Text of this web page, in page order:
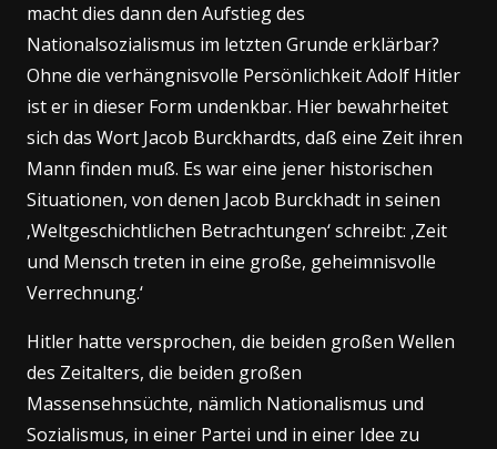
macht dies dann den Aufstieg des
Nationalsozialismus im letzten Grunde erklärbar?
Ohne die verhängnisvolle Persönlichkeit Adolf Hitler
ist er in dieser Form undenkbar. Hier bewahrheitet
sich das Wort Jacob Burckhardts, daß eine Zeit ihren
Mann finden muß. Es war eine jener historischen
Situationen, von denen Jacob Burckhadt in seinen
‚Weltgeschichtlichen Betrachtungen‘ schreibt: ‚Zeit
und Mensch treten in eine große, geheimnisvolle
Verrechnung.‘
Hitler hatte versprochen, die beiden großen Wellen
des Zeitalters, die beiden großen
Massensehnsüchte, nämlich Nationalismus und
Sozialismus, in einer Partei und in einer Idee zu